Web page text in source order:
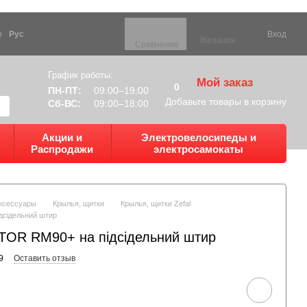
Рус
Сравнение
Желания
Вход
График работы:
ПН-ПТ:
09:00–19:00
Сб-ВС:
09:00–18:00
0 Мой заказ
Добавьте товары в корзину
Акции и
Распродажи
Электровелосипеды и
электросамокаты
Крылья, щитки
Крылья, щитки Zefal
штир
RM90+ на підсідельний штир
Оставить отзыв